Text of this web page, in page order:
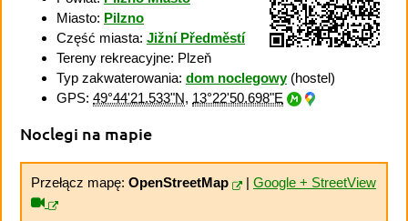
Miasto: Pilzno
Część miasta: Jižní Předměstí
Tereny rekreacyjne: Plzeň
Typ zakwaterowania: dom noclegowy(hostel)
GPS: 49°44'21.533"N, 13°22'50.698"E
Noclegi na mapie
Przełącz mapę: OpenStreetMap | Google + StreetView